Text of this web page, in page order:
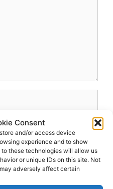
Consent
and/or access device
experience and to show
these technologies will allow us
or unique IDs on this site. Not
adversely affect certain